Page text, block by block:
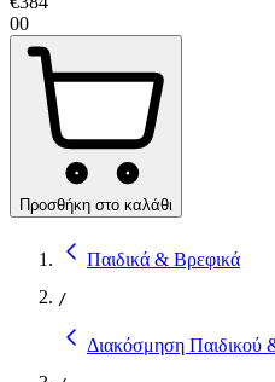
00
Προσθήκη στο καλάθι
Παιδικά & Βρεφικά
/
Διακόσμηση Παιδικού